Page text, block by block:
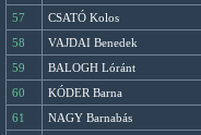
57
CSATÓ Kolos
58
VAJDAI Benedek
59
BALOGH Lóránt
60
KÓDER Barna
61
NAGY Barnabás